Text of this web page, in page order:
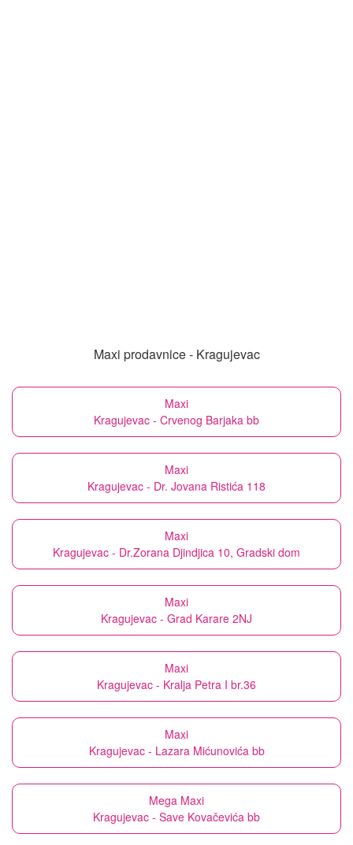
Maxi prodavnice - Kragujevac
Maxi
Kragujevac - Crvenog Barjaka bb
Maxi
Kragujevac - Dr. Jovana Ristića 118
Maxi
Kragujevac - Dr.Zorana Djindjica 10, Gradski dom
Maxi
Kragujevac - Grad Karare 2NJ
Maxi
Kragujevac - Kralja Petra I br.36
Maxi
Kragujevac - Lazara Mićunovića bb
Mega Maxi
Kragujevac - Save Kovačevića bb